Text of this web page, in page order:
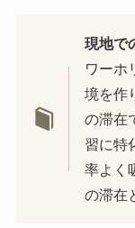
現地で
ワーホ
境を作
の滞在
習に特
率よく
の滞在